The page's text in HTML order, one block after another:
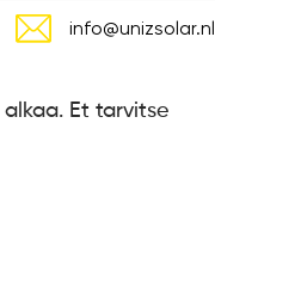
info@unizsolar.nl
Et tarvitse